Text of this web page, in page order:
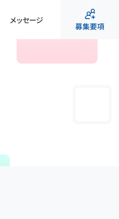
メッセージ
募集要項